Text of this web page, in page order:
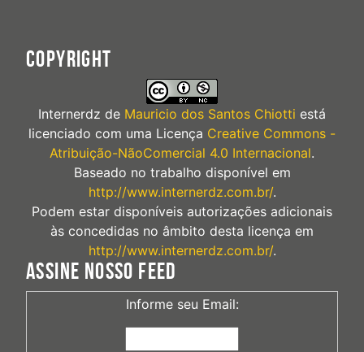
COPYRIGHT
Internerdz de Mauricio dos Santos Chiotti está
licenciado com uma Licença Creative Commons -
Atribuição-NãoComercial 4.0 Internacional.
Baseado no trabalho disponível em
http://www.internerdz.com.br/.
Podem estar disponíveis autorizações adicionais
às concedidas no âmbito desta licença em
http://www.internerdz.com.br/.
ASSINE NOSSO FEED
Informe seu Email: